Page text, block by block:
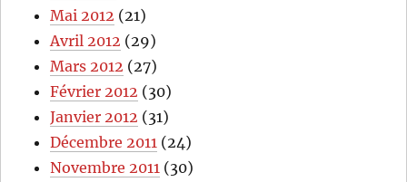
Mai 2012 (21)
Avril 2012 (29)
Mars 2012 (27)
Février 2012 (30)
Janvier 2012 (31)
Décembre 2011 (24)
Novembre 2011 (30)